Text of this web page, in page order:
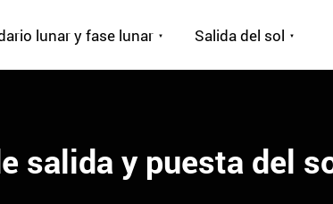
lunar y fase lunar Salida del sol
salida y puesta del